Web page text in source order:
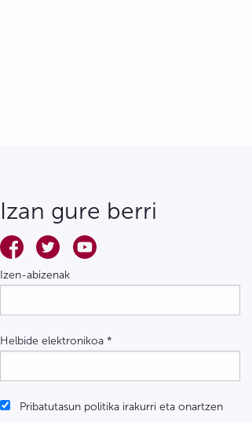
Izan gure berri
Izen-abizenak
Helbide elektronikoa *
Pribatutasun politika irakurri eta onartzen